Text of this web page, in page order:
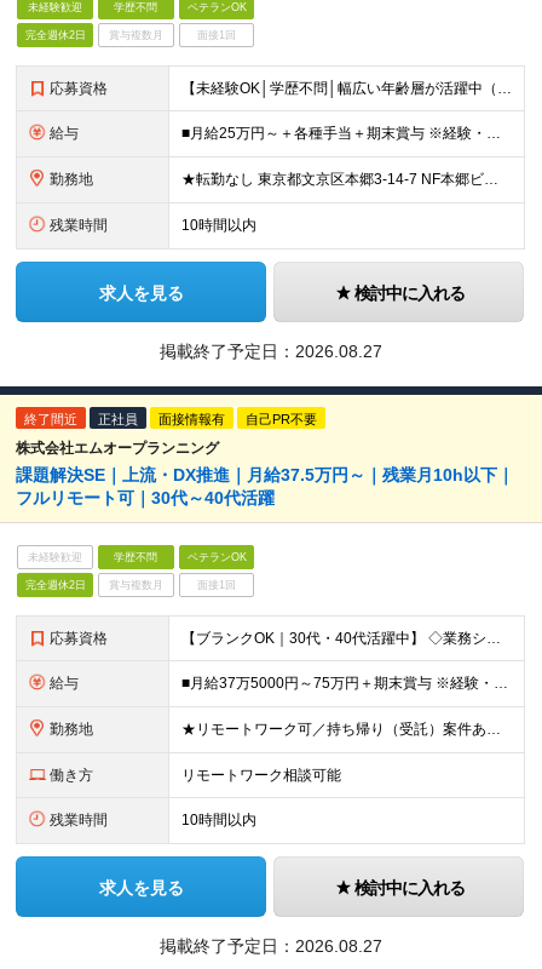
未経験歓迎 学歴不問 ベテランOK
完全週休2日 賞与複数月 面接1回
応募資格 【未経験OK│学歴不問│幅広い年齢層が活躍中（20代/30代/40代/50代）】 ◇基本的なPCスキル（入力・検索など）をお持ちの方 ＼こんな方を歓迎します／ ◎販売・サービス経験者歓迎（落ち着いた
給与 ■月給25万円～＋各種手当＋期末賞与 ※経験・年齢・スキルを考慮し決定します ※深夜・土日・時間帯手当あり ※22時以降・夜勤・土日出勤で手当加算、月30万円以上も可 ※残業代は1分単位で全額支給し
勤務地 ★転勤なし 東京都文京区本郷3-14-7 NF本郷ビル ★2026年11月頃より海浜幕張エリアに移転予定！ 千葉県千葉市美浜区中瀬1-6 駅から屋根付き通路を利用して通勤可能なため、 雨の日でも
残業時間 10時間以内
求人を見る 検討中に入れる
掲載終了予定日： 2026.08.27
終了間近 正社員 面接情報有 自己PR不要
株式会社エムオープランニング
課題解決SE｜上流・DX推進｜月給37.5万円～｜残業月10h以下｜
フルリモート可｜30代～40代活躍
未経験歓迎 学歴不問 ベテランOK
完全週休2日 賞与複数月 面接1回
応募資格 【ブランクOK｜30代・40代活躍中】 ◇業務システムの開発経験をお持ちの方 ◇学歴不問 ＝＝■年齢に関係なくご活躍できます■＝＝ 現在30代・40代を中心に幅広い世代のエンジニアが活躍中です！ 定
給与 ■月給37万5000円～75万円＋期末賞与 ※経験・年齢・スキルを考慮し決定します ※残業代は1分単位で全額支給します ※試用期間（3ヶ月）あり。期間中の給与・その他待遇に差異はありません
勤務地 ★リモートワーク可／持ち帰り（受託）案件あり ★転勤なし 首都圏（東京・神奈川・埼玉・千葉）のクライアント先、 ならびに本社（東京都千代田区神田須田町1－26 芝信神田ビル10F） ※プロジェクト
働き方 リモートワーク相談可能
残業時間 10時間以内
求人を見る 検討中に入れる
掲載終了予定日： 2026.08.27